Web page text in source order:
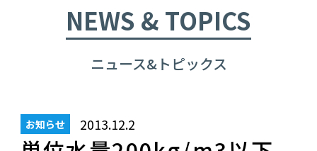
NEWS & TOPICS
ニュース&トピックス
お知らせ 2013.12.2